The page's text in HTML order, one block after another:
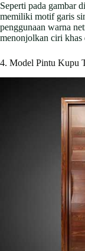
Seperti pada gambar
memiliki motif garis
penggunaan warna
menonjolkan ciri khas
4. Model Pintu Kupu